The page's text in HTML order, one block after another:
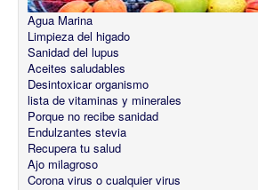
Agua Marina
Limpieza del higado
Sanidad del lupus
Aceites saludables
Desintoxicar organismo
lista de vitaminas y minerales
Porque no recibe sanidad
Endulzantes stevia
Recupera tu salud
Ajo milagroso
Corona virus o cualquier virus